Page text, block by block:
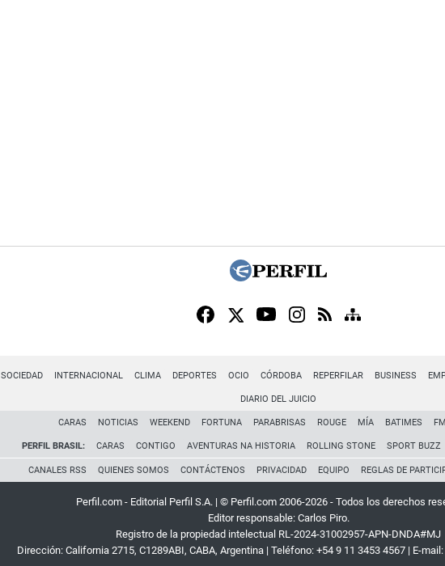
SOCIEDAD INTERNACIONAL CLIMA DEPORTES OCIO CÓRDOBA REPERFILAR BUSINESS
DIARIO DEL JUICIO
CARAS NOTICIAS WEEKEND FORTUNA PARABRISAS ROUGE MÍA BATIMES
PERFIL BRASIL: CARAS CONTIGO AVENTURAS NA HISTORIA ROLLING STONE SPORT BUZZ
CANALES RSS QUIENES SOMOS CONTÁCTENOS PRIVACIDAD EQUIPO REGLAS DE
Perfil.com - Editorial Perfil S.A. | © Perfil.com 2006-2026 - Todos los derechos
Editor responsable: Carlos Piro.
Registro de la propiedad intelectual RL-2024-31002957-APN-DNDA#MJ
Dirección: California 2715, C1289ABI, CABA, Argentina| Teléfono: +54 9 11 3453 4567| E-mail: